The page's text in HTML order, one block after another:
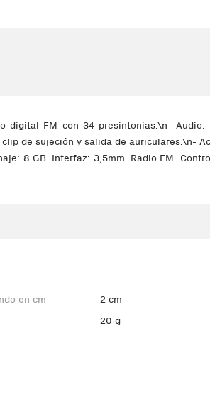
digital FM con 34 presintonias.\n-
de sujeción y salida de auriculares.\n-
8 GB. Interfaz: 3,5mm. Radio FM.
en cm
2 cm
20 g